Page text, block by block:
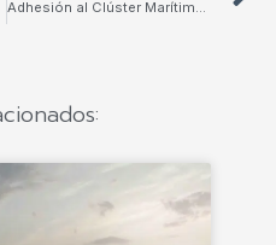
Adhesión al Clúster Marítimo Naval de Cádiz